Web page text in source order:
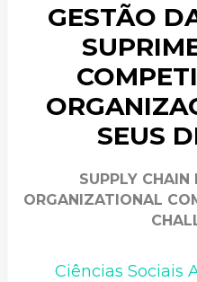
GESTÃO
SEUS
SUPPLY CHAIN
ORGANIZATIONAL
Ciências Sociais